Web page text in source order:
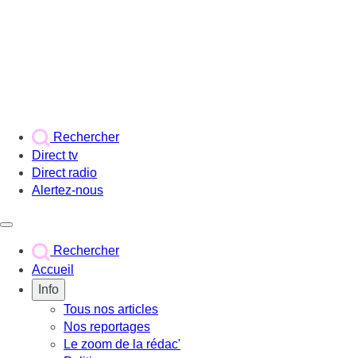
Rechercher
Direct tv
Direct radio
Alertez-nous
Rechercher
Accueil
Info
Tous nos articles
Nos reportages
Le zoom de la rédac'